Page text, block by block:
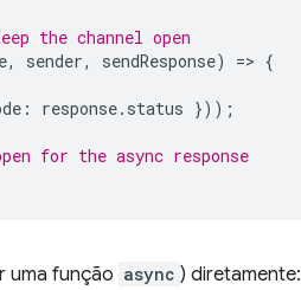
the channel open
, sender, sendResponse) => {
: response. status }));
for the async response
uma função async ) diretamente: